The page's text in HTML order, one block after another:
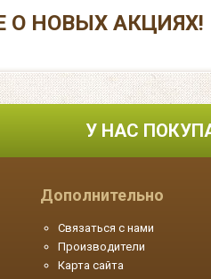
О НОВЫХ АКЦИЯХ!
У НАС
Дополнительно
Связаться с нами
Производители
Карта сайта